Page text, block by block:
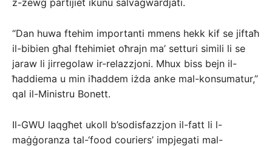
ż-żewġ partijiet ikunu salvagwardjati.
“Dan huwa ftehim importanti mmens hekk kif se jiftaħ
il-bibien għal ftehimiet oħrajn ma’ setturi simili li se
jaraw li jirregolaw ir-relazzjoni. Mhux biss bejn il-
ħaddiema u min iħaddem iżda anke mal-konsumatur,”
qal il-Ministru Bonett.
Il-GWU laqgħet ukoll b’sodisfazzjon il-fatt li l-
maġġoranza tal-‘food couriers’ impjegati mal-